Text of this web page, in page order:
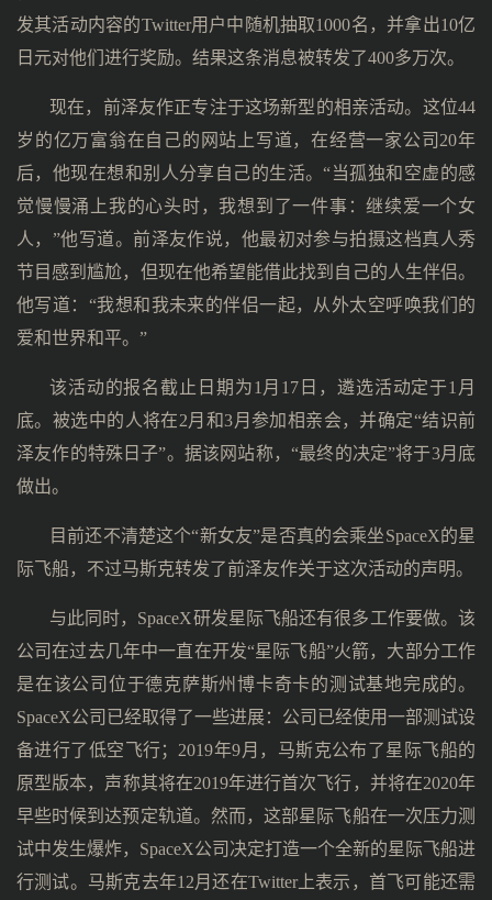
发其活动内容的Twitter用户中随机抽取1000名，并拿出10亿
日元对他们进行奖励。结果这条消息被转发了400多万次。
现在，前泽友作正专注于这场新型的相亲活动。这位44
岁的亿万富翁在自己的网站上写道，在经营一家公司20年
后，他现在想和别人分享自己的生活。“当孤独和空虚的感
觉慢慢涌上我的心头时，我想到了一件事：继续爱一个女
人，”他写道。前泽友作说，他最初对参与拍摄这档真人秀
节目感到尴尬，但现在他希望能借此找到自己的人生伴侣。
他写道：“我想和我未来的伴侣一起，从外太空呼唤我们的
爱和世界和平。”
该活动的报名截止日期为1月17日，遴选活动定于1月
底。被选中的人将在2月和3月参加相亲会，并确定“结识前
泽友作的特殊日子”。据该网站称，“最终的决定”将于3月底
做出。
目前还不清楚这个“新女友”是否真的会乘坐SpaceX的星
际飞船，不过马斯克转发了前泽友作关于这次活动的声明。
与此同时，SpaceX研发星际飞船还有很多工作要做。该
公司在过去几年中一直在开发“星际飞船”火箭，大部分工作
是在该公司位于德克萨斯州博卡奇卡的测试基地完成的。
SpaceX公司已经取得了一些进展：公司已经使用一部测试设
备进行了低空飞行；2019年9月，马斯克公布了星际飞船的
原型版本，声称其将在2019年进行首次飞行，并将在2020年
早些时候到达预定轨道。然而，这部星际飞船在一次压力测
试中发生爆炸，SpaceX公司决定打造一个全新的星际飞船进
行测试。马斯克去年12月还在Twitter上表示，首飞可能还需